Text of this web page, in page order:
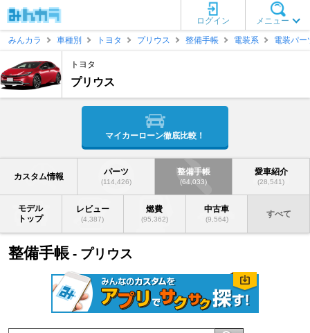
メニュー
ログイン
みんカラ
車種別 トヨタ プリウス 整備手帳 電装系 電装パー
トヨタ
プリウス
マイカーローン徹底比較！
カスタム情報 パーツ
(114,426)
整備手帳
(64,033)
愛車紹介
(28,541)
モデル
トップ
レビュー
(4,387)
燃費
(95,362)
中古車
(9,564)
すべて
整備手帳 - プリウス